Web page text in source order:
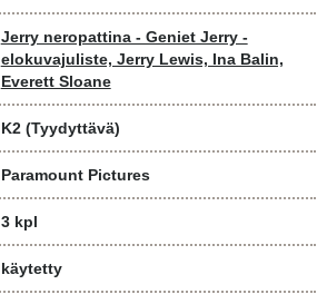
Jerry neropattina - Geniet Jerry -
elokuvajuliste, Jerry Lewis, Ina Balin,
Everett Sloane
K2 (Tyydyttävä)
Paramount Pictures
3 kpl
käytetty